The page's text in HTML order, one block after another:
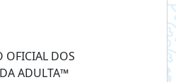
OFICIAL DOS
ADULTA™